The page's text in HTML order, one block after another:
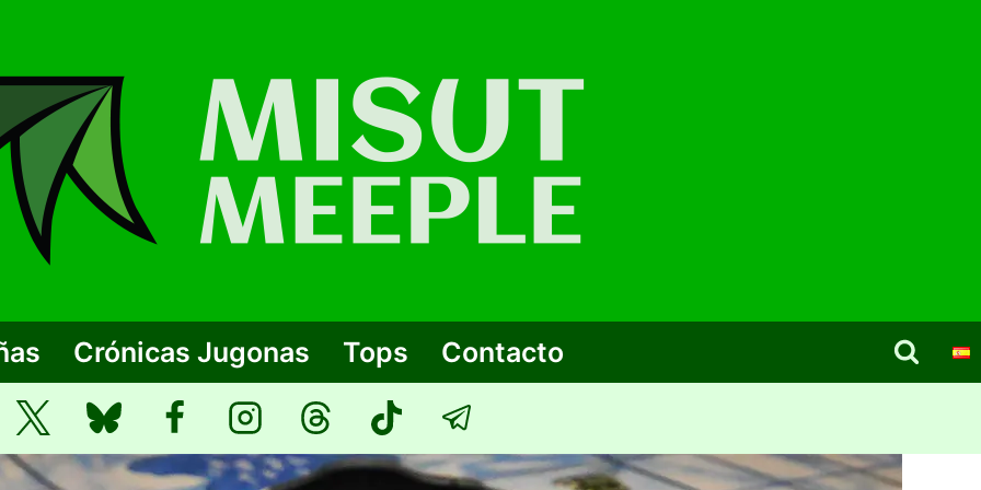
Crónicas Jugonas Tops Contacto